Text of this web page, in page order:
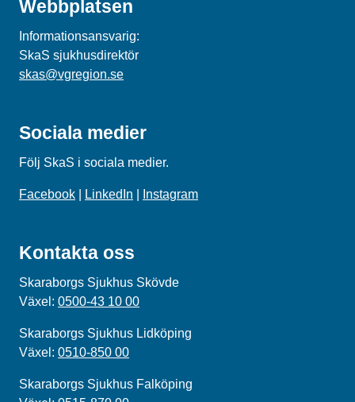
Webbplatsen
Informationsansvarig:
SkaS sjukhusdirektör
skas@vgregion.se
Sociala medier
Följ SkaS i sociala medier.
Facebook LinkedIn Instagram
Kontakta oss
Skaraborgs Sjukhus Skövde
Växel: 0500-43 10 00
Skaraborgs Sjukhus Lidköping
Växel: 0510-850 00
Skaraborgs Sjukhus Falköping